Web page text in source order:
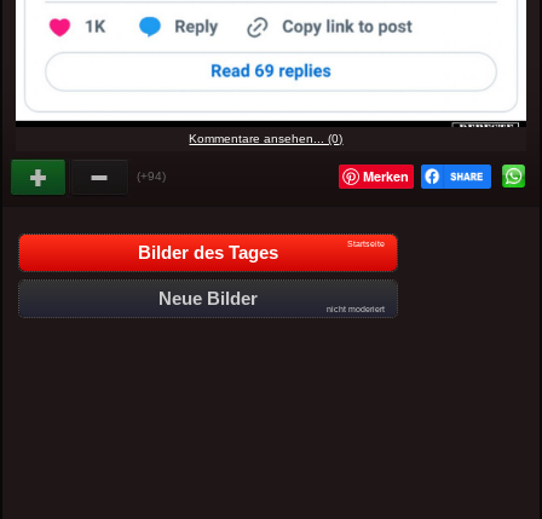
Kommentare ansehen... (0)
(+94) Merken
Bilder des Tages Startseite
Neue Bilder
nicht moderiert